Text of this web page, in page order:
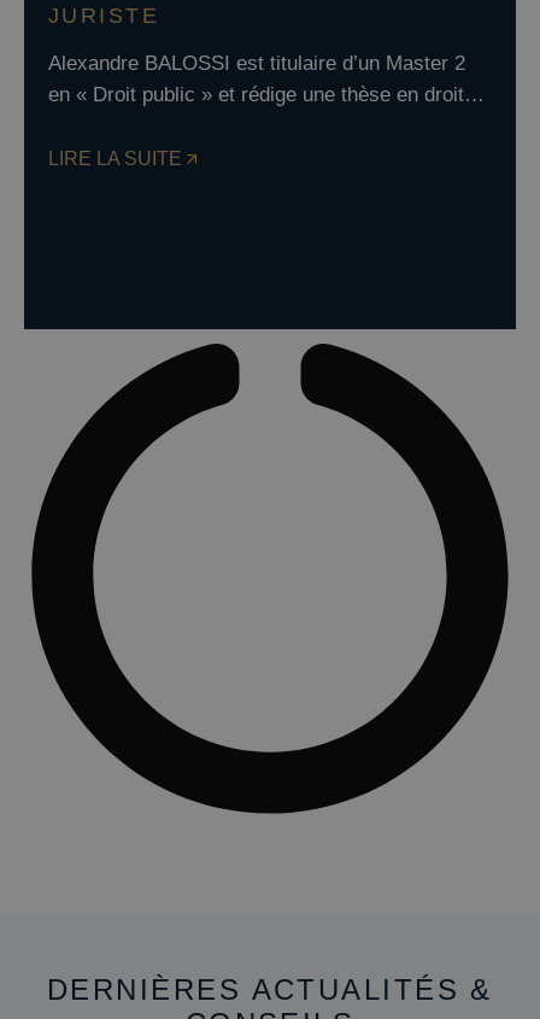
JURISTE
Alexandre BALOSSI est titulaire d’un Master 2
en « Droit public » et rédige une thèse en droit…
LIRE LA SUITE
DERNIÈRES ACTUALITÉS &